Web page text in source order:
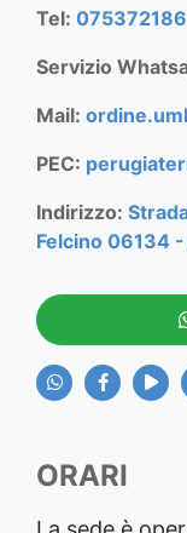
Tel:
Servizio
Mail:
PEC:
Indirizzo:
Felcino 06134
ORARI